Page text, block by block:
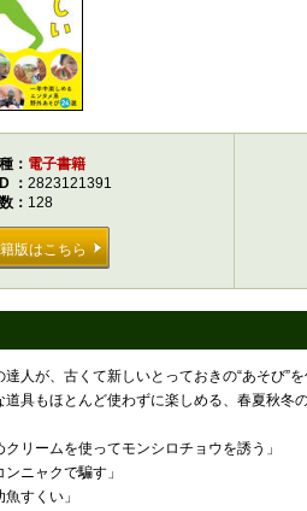
電子書籍
2823121391
128
版はこちら
達人が、古くて新しいとっておきの“あそび”
道具もほとんど使わずに楽しめる、春夏秋冬
クリームを使ってモンシロチョウを誘う」
ンニャクで騙す」
魚すくい」